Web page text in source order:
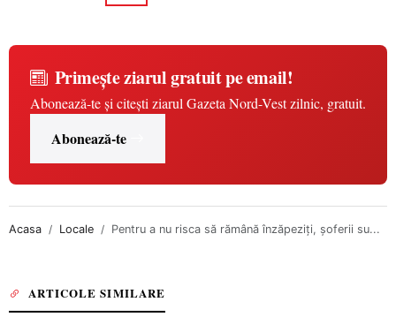
Primește ziarul gratuit pe email!
Abonează-te și citești ziarul Gazeta Nord-Vest zilnic, gratuit.
Abonează-te
Acasa Locale Pentru a nu risca să rămână înzăpeziți, şoferii su...
ARTICOLE SIMILARE